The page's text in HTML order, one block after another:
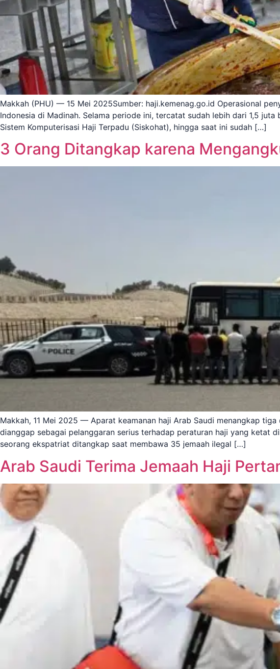
Makkah (PHU) — 15 Mei 2025Sumber: haji.kemenag.go.id Operasional
Indonesia di Madinah. Selama periode ini, tercatat sudah lebih dari 1,5
Sistem Komputerisasi Haji Terpadu (Siskohat), hingga saat ini sudah […]
3 Orang Ditangkap karena
Makkah, 11 Mei 2025 — Aparat keamanan haji Arab Saudi menangkap
dianggap sebagai pelanggaran serius terhadap peraturan haji yang ketat
seorang ekspatriat ditangkap saat membawa 35 jemaah ilegal […]
Arab Saudi Terima Jemaah Haji